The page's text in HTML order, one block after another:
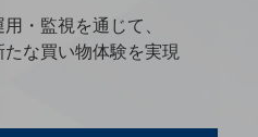
す・監視を通じて、
な買い物体験を実現